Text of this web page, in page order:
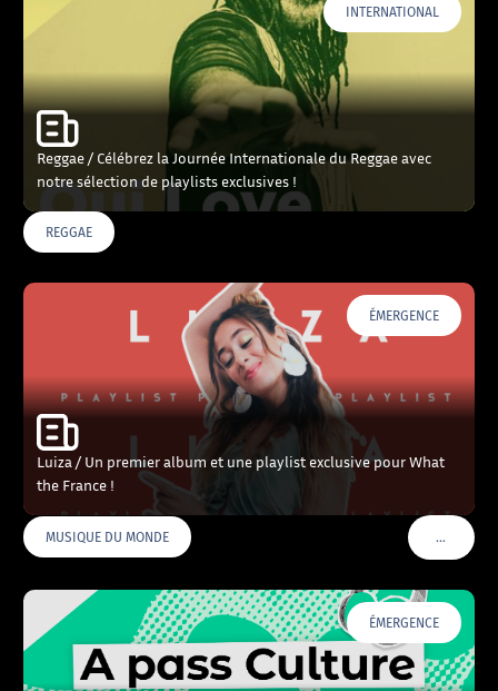
INTERNATIONAL
Reggae / Célébrez la Journée Internationale du Reggae avec
notre sélection de playlists exclusives !
REGGAE
ÉMERGENCE
Luiza / Un premier album et une playlist exclusive pour What
the France !
MUSIQUE DU MONDE …VOIR
ÉMERGENCE